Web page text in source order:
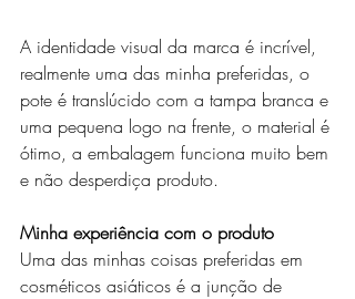
A identidade visual da marca é incrível,
realmente uma das minha preferidas, o
pote é translúcido com a tampa branca e
uma pequena logo na frente, o material é
ótimo, a embalagem funciona muito bem
e não desperdiça produto.
Minha experiência com o produto
Uma das minhas coisas preferidas em
cosméticos asiáticos é a junção de